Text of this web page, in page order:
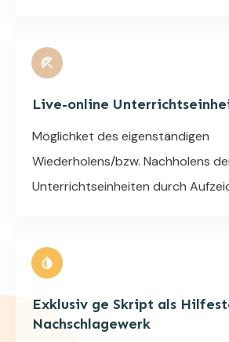
Live-online
Möglichket des eigenständigen
Wiederholens/bzw. Nachholens
Unterrichtseinheiten durch
Exklusiv ge Skript als
Nachschlagewerk